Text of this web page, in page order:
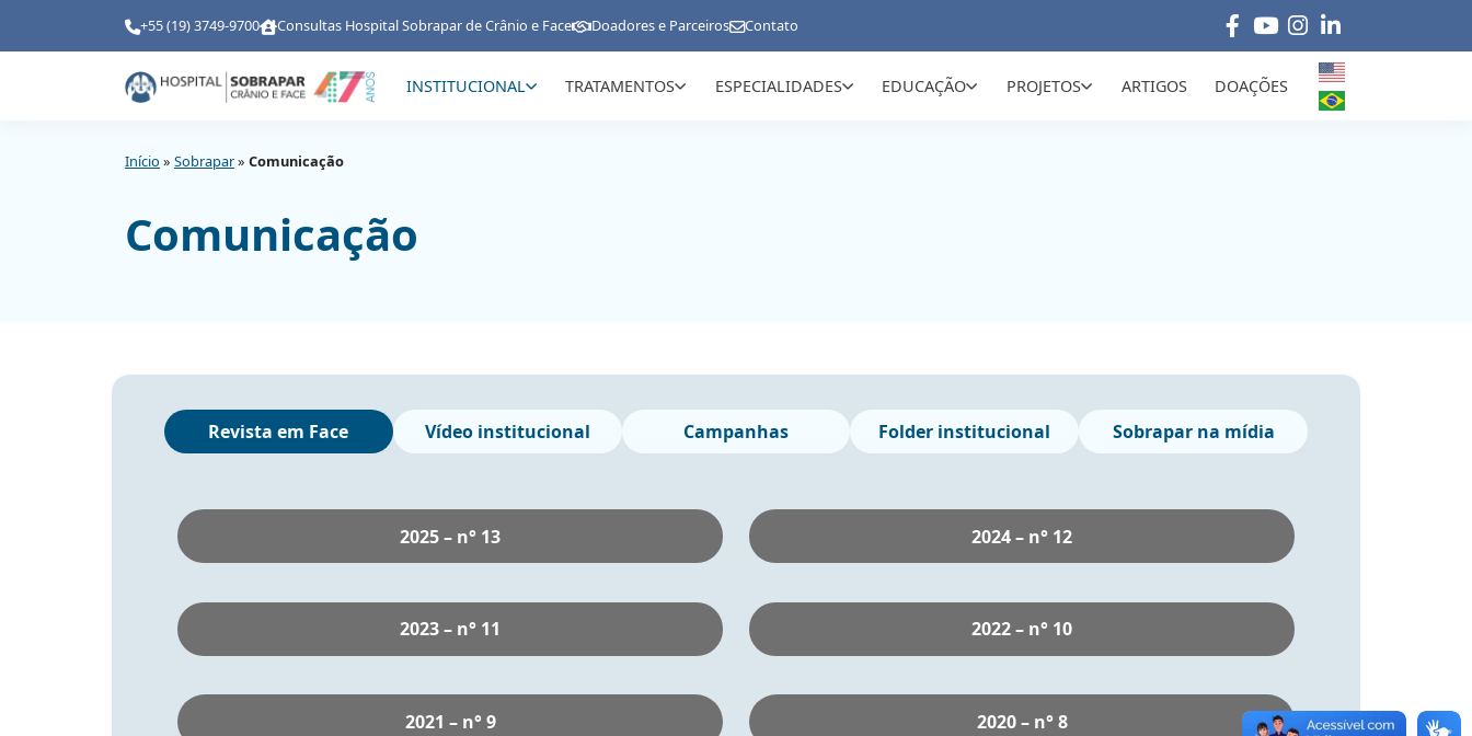
+55 (19) 3749-9700 Consultas Hospital Sobrapar de Crânio e Face Doadores e Parceiros Contato
INSTITUCIONAL TRATAMENTOS ESPECIALIDADES EDUCAÇÃO PROJETOS ARTIGOS DOAÇÕES
Início » Sobrapar» Comunicação
Comunicação
Revista em Face Vídeo institucional Campanhas Folder institucional Sobrapar na mídia
2025 – n° 13 2024 – n° 12
2023 – n° 11 2022 – n° 10
2021 – n° 9 2020 – n° 8